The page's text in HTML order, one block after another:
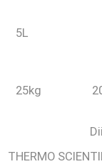
5L
25kg
THERMO